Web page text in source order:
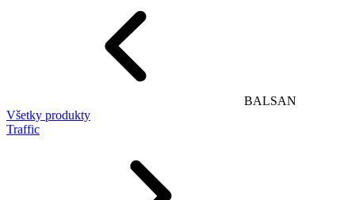
BALSAN
Všetky produkty
Traffic